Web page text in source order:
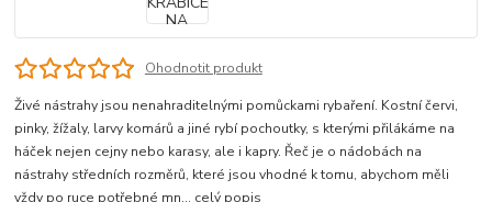
Ohodnotit produkt
Živé nástrahy jsou nenahraditelnými pomůckami rybaření. Kostní červi,
pinky, žížaly, larvy komárů a jiné rybí pochoutky, s kterými přilákáme na
háček nejen cejny nebo karasy, ale i kapry. Řeč je o nádobách na
nástrahy středních rozměrů, které jsou vhodné k tomu, abychom měli
vždy po ruce potřebné mn... celý popis